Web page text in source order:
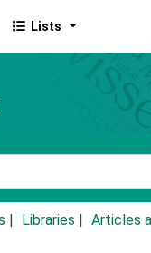
Lists
Libraries Articles